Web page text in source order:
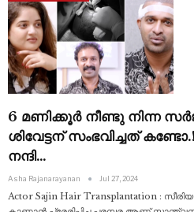
6 മണിക്കൂർ നീണ്ടു നിന്ന
ശിവേട്ടന് സംഭവിച്ചത്
നന്ദി…
Asha Rajanarayanan Jul 27, 2024
Actor Sajin Hair Transplantation :